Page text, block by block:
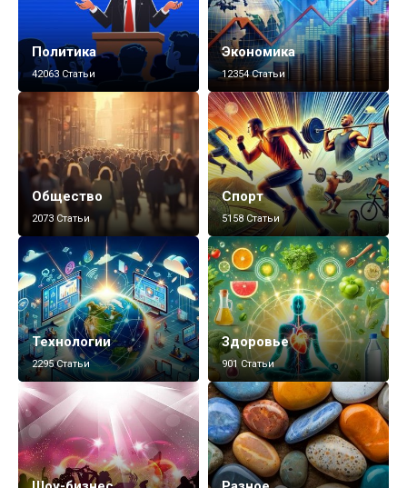
Политика
42063 Статьи
Экономика
12354 Статьи
Общество
2073 Статьи
Спорт
5158 Статьи
Технологии
2295 Статьи
Здоровье
901 Статьи